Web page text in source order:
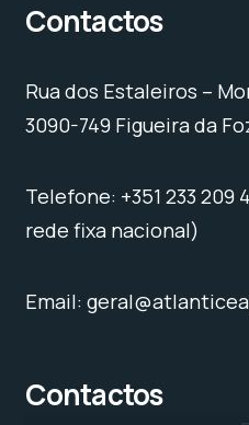
Contactos
Rua dos Estaleiros –
3090-749 Figueira da
Telefone: +351 233 209
rede fixa nacional)
Email:
Contactos